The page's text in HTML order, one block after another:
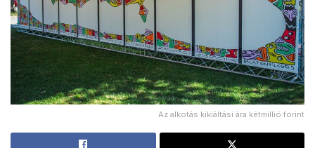
Az alkotás kikiáltási ára kétmillió forint